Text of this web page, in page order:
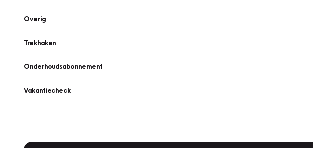
Overig
Trekhaken
Onderhoudsabonnement
Vakantiecheck